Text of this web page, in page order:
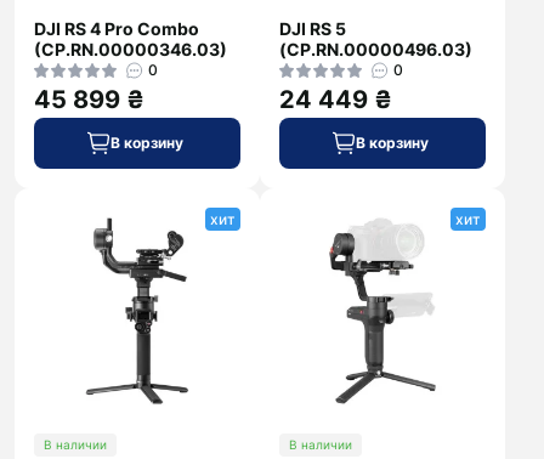
DJI RS 4 Pro Combo
(CP.RN.00000346.03)
0
45 899 ₴
В корзину
DJI RS 5
(CP.RN.00000496.03)
0
24 449 ₴
В корзину
хит
В наличии
хит
В наличии